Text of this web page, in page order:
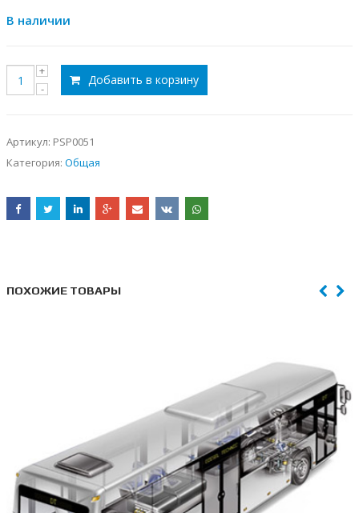
В наличии
Добавить в корзину
Артикул: PSP0051
Категория: Общая
ПОХОЖИЕ ТОВАРЫ